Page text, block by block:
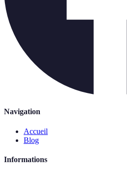
Navigation
Accueil
Blog
Informations